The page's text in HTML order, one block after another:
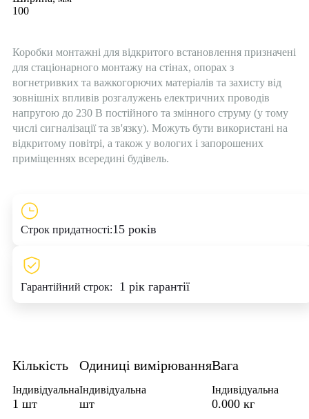
100
Коробки монтажні для відкритого встановлення призначені
для стаціонарного монтажу на стінах, опорах з
вогнетривких та важкогорючих матеріалів та захисту від
зовнішніх впливів розгалужень електричних проводів
напругою до 230 В постійного та змінного струму (у тому
числі сигналізації та зв'язку). Можуть бути використані на
відкритому повітрі, а також у вологих і запорошених
приміщеннях всередині будівель.
Строк придатності:15 років
Гарантійний строк: 1 рік гарантії
Кількість
Індивідуальна
1 шт
Одиниці вимірювання
Індивідуальна
шт
Вага
Індивідуальна
0.000 кг